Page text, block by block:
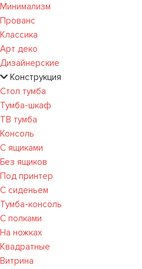
Минимализм
Прованс
Классика
Арт деко
Дизайнерские
Конструкция
Стол тумба
Тумба-шкаф
ТВ тумба
Консоль
С ящиками
Без ящиков
Под принтер
С сиденьем
Тумба-консоль
С полками
На ножках
Квадратные
Витрина